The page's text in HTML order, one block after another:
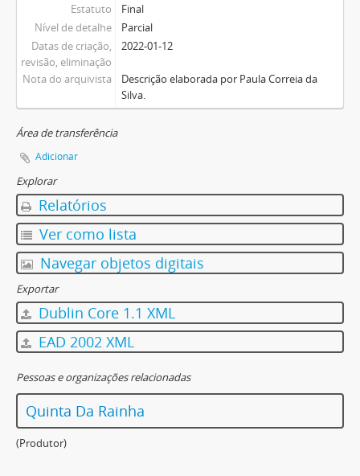
Estatuto
Final
Nível de detalhe
Parcial
Datas de criação,
revisão, eliminação
2022-01-12
Nota do arquivista
Descrição elaborada por Paula Correia da
Silva.
Área de transferência
Adicionar
Explorar
Relatórios
Ver como lista
Navegar objetos digitais
Exportar
Dublin Core 1.1 XML
EAD 2002 XML
Pessoas e organizações relacionadas
Quinta Da Rainha
(Produtor)